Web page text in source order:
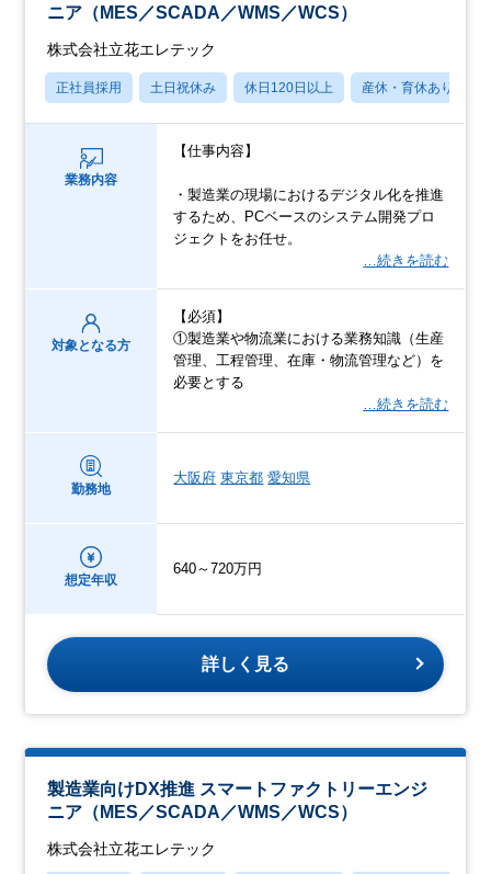
ニア（MES／SCADA／WMS／WCS）
株式会社立花エレテック
正社員採用 土日祝休み 休日120日以上 産休・育休あり
業務内容
【仕事内容】
・製造業の現場におけるデジタル化を推進
するため、PCベースのシステム開発プロ
ジェクトをお任せ。
…続きを読む
対象となる方
【必須】
①製造業や物流業における業務知識（生産
管理、工程管理、在庫・物流管理など）を
必要とする
…続きを読む
勤務地
大阪府 東京都 愛知県
想定年収
640～720万円
詳しく見る
製造業向けDX推進 スマートファクトリーエンジ
ニア（MES／SCADA／WMS／WCS）
株式会社立花エレテック